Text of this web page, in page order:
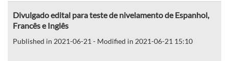
Divulgado edital para teste de nivelamento de Espanhol,
Francês e Inglês
Published in 2021-06-21 - Modified in 2021-06-21 15:10